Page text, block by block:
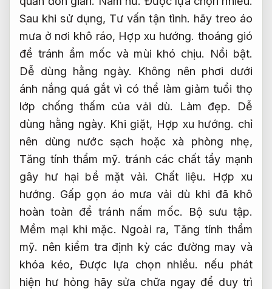
Sau khi sử dụng, Tư vấn tận tình. hãy treo áo
mưa ở nơi khô ráo, Hợp xu hướng. thoáng gió
để tránh ẩm mốc và mùi khó chịu.
Nổi bật.
Dễ dùng hằng ngày. Không nên phơi dưới
ánh nắng quá gắt vì có thể làm giảm tuổi thọ
lớp chống thấm của vải dù.
Làm đẹp.
Dễ
dùng hằng ngày. Khi giặt, Hợp xu hướng. chỉ
nên dùng nước sạch hoặc xà phòng nhẹ,
Tăng tính thẩm mỹ. tránh các chất tẩy mạnh
gây hư hại bề mặt vải. Chất liệu.
Hợp xu
hướng. Gấp gọn áo mưa vải dù khi đã khô
hoàn toàn để tránh nấm mốc.
Bộ sưu tập.
Mềm mại khi mặc. Ngoài ra, Tăng tính thẩm
mỹ. nên kiểm tra định kỳ các đường may và
khóa kéo,Được lựa chọn nhiều. nếu phát
hiện hư hỏng hãy sửa chữa ngay để duy trì